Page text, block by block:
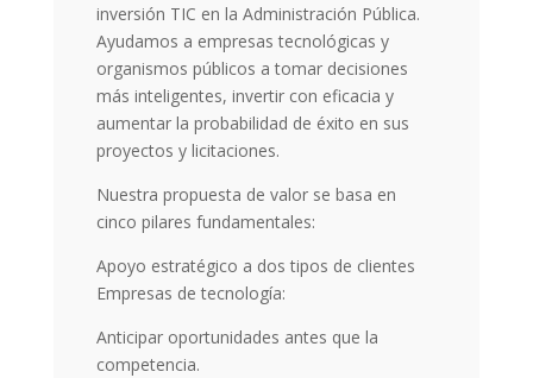
inversión TIC en la Administración Pública.
Ayudamos a empresas tecnológicas y
organismos públicos a tomar decisiones
más inteligentes, invertir con eficacia y
aumentar la probabilidad de éxito en sus
proyectos y licitaciones.
Nuestra propuesta de valor se basa en
cinco pilares fundamentales:
Apoyo estratégico a dos tipos de clientes
Empresas de tecnología:
Anticipar oportunidades antes que la
competencia.